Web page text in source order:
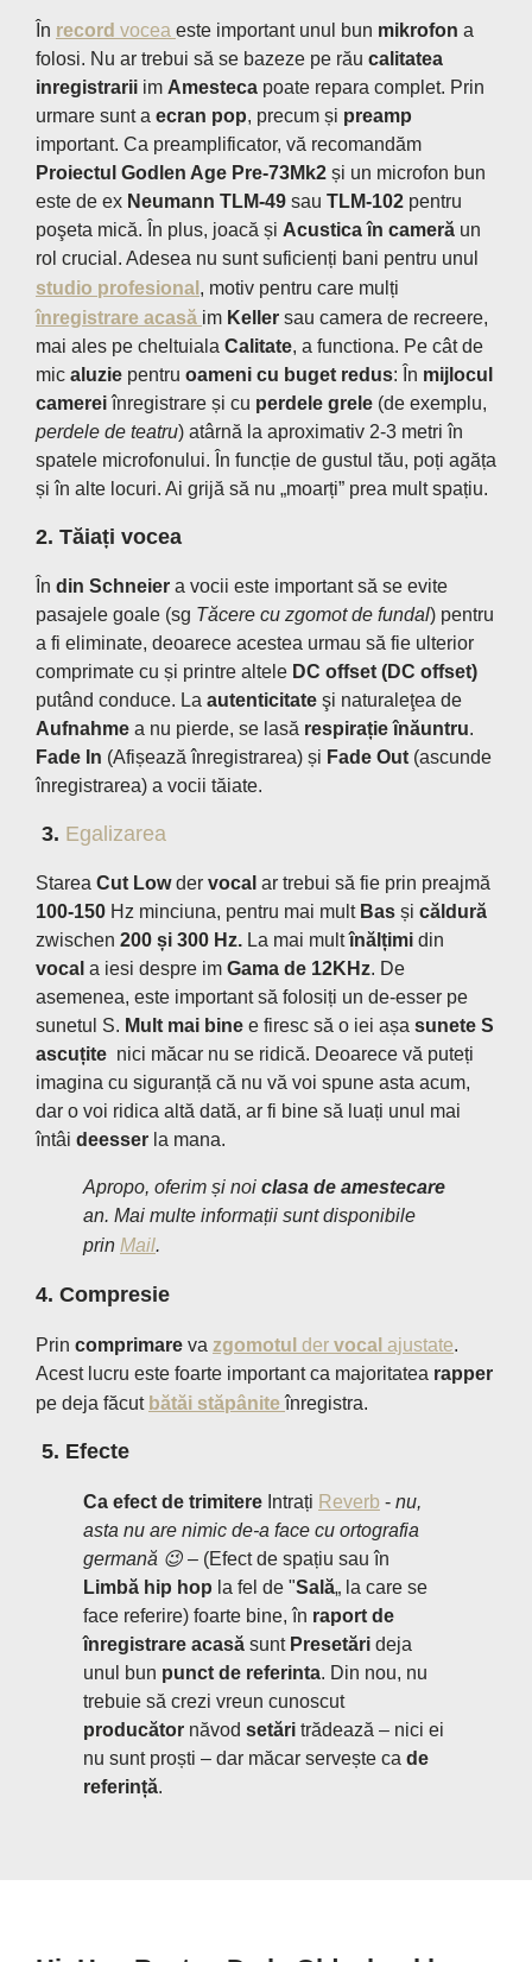
În record vocea este important unul bun mikrofon a
folosi. Nu ar trebui să se bazeze pe rău calitatea
inregistrarii im Amesteca poate repara complet. Prin
urmare sunt a ecran pop, precum și preamp
important. Ca preamplificator, vă recomandăm
Proiectul Godlen Age Pre-73Mk2 și un microfon bun
este de ex Neumann TLM-49 sau TLM-102 pentru
poşeta mică. În plus, joacă și Acustica în cameră un
rol crucial. Adesea nu sunt suficienți bani pentru unul
studio profesional , motiv pentru care mulți
înregistrare acasă im Keller sau camera de recreere,
mai ales pe cheltuiala Calitate, a functiona. Pe cât de
mic aluzie pentru oameni cu buget redus: În mijlocul
camereiînregistrare și cu perdele grele (de exemplu,
perdele de teatru) atârnă la aproximativ 2-3 metri în
spatele microfonului. În funcție de gustul tău, poți agăța
și în alte locuri. Ai grijă să nu „moarți” prea mult spațiu.
2. Tăiați vocea
În din Schneier a vocii este important să se evite
pasajele goale (sg Tăcere cu zgomot de fundal) pentru
a fi eliminate, deoarece acestea urmau să fie ulterior
comprimate cu și printre altele DC offset (DC offset)
putând conduce. La autenticitate şi naturaleţea de
Aufnahme a nu pierde, se lasă respirație înăuntru.
Fade In (Afișează înregistrarea) și Fade Out (ascunde
înregistrarea) a vocii tăiate.
3. Egalizarea
Starea Cut Lowder vocal ar trebui să fie prin preajmă
100-150 Hz minciuna, pentru mai mult Bas și căldură
zwischen 200 și 300 Hz. La mai multînălțimi din
vocal a iesi despre im Gama de 12KHz. De
asemenea, este important să folosiți un de-esser pe
sunetul S. Mult mai bine e firesc să o iei așa sunete S
ascuțite nici măcar nu se ridică. Deoarece vă puteți
imagina cu siguranță că nu vă voi spune asta acum,
dar o voi ridica altă dată, ar fi bine să luați unul mai
întâi deesser la mana.
Apropo, oferim și noi clasa de amestecare
an. Mai multe informații sunt disponibile
prin Mail.
4. Compresie
Prin comprimare va zgomotul der vocal ajustate.
Acest lucru este foarte important ca majoritatea rapper
pe deja făcut bătăi stăpânite înregistra.
5. Efecte
Ca efect de trimitere Intrați Reverb - nu,
asta nu are nimic de-a face cu ortografia
germană 😉 – (Efect de spațiu sau în
Limbă hip hop la fel de "Sală„ la care se
face referire) foarte bine, în raport de
înregistrare acasă sunt Presetări deja
unul bun punct de referinta. Din nou, nu
trebuie să crezi vreun cunoscut
producător năvod setări trădează – nici ei
nu sunt proști – dar măcar servește ca de
referință.